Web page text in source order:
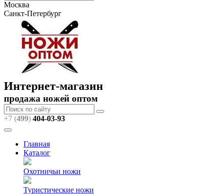
Москва
Санкт-Петербург
Интернет-магазин
продажа ножей оптом
+7 (499) 404-03-93
Главная
Каталог
Охотничьи ножи
Туристические ножи